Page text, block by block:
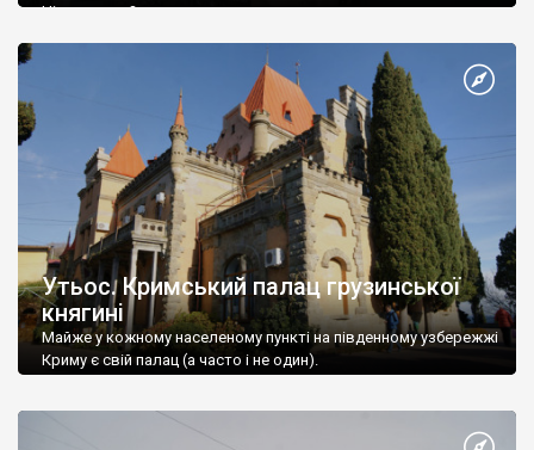
Ніжин греки?
Утьос. Кримський палац грузинської
княгині
Майже у кожному населеному пункті на південному узбережжі
Криму є свій палац (а часто і не один).